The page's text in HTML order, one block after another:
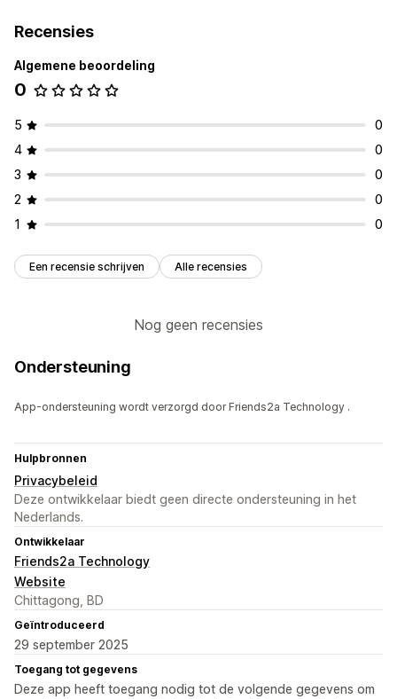
Recensies
Algemene beoordeling
0
5
0
4
0
3
0
2
0
1
0
Een recensie schrijven Alle recensies
Nog geen recensies
Ondersteuning
App-ondersteuning wordt verzorgd door Friends2a Technology .
Hulpbronnen
Privacybeleid
Deze ontwikkelaar biedt geen directe ondersteuning in het
Nederlands.
Ontwikkelaar
Friends2a Technology
Website
Chittagong, BD
Geïntroduceerd
29 september 2025
Toegang tot gegevens
Deze app heeft toegang nodig tot de volgende gegevens om